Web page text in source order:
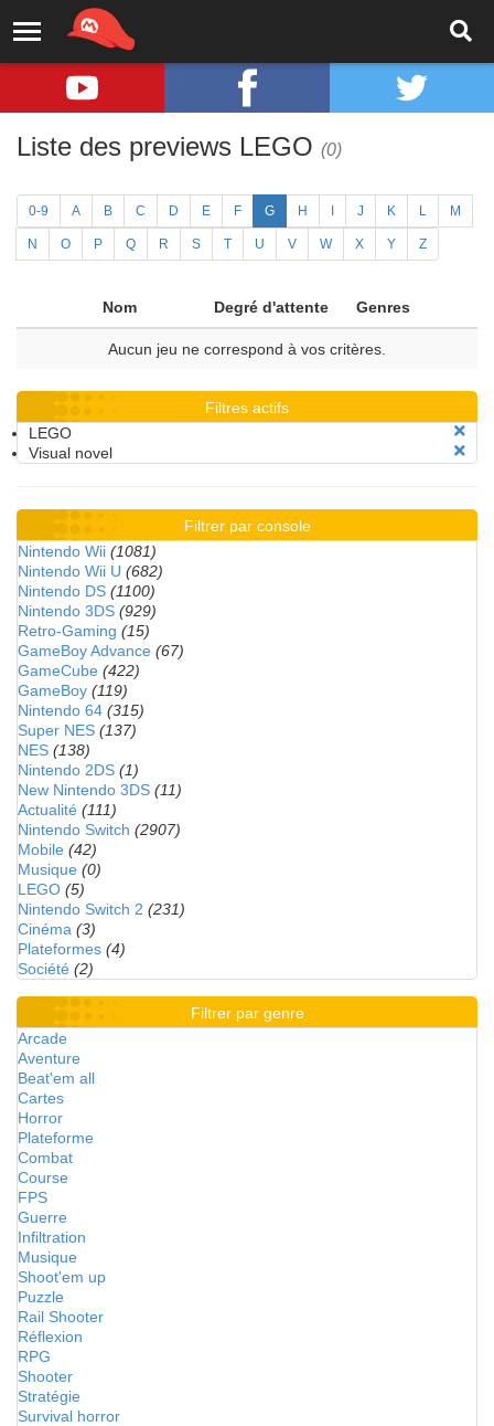
Liste des previews LEGO (0)
0-9 A B C D E F G H J K L M
N O P Q R S T U V W X Y Z
Nom Degré d'attente Genres
Aucun jeu ne correspond à vos critères.
Filtres actifs
LEGO
Visual novel
Filtrer par console
Nintendo Wii (1081)
Nintendo Wii U (682)
Nintendo DS (1100)
Nintendo 3DS (929)
Retro-Gaming (15)
GameBoy Advance (67)
GameCube (422)
GameBoy (119)
Nintendo 64 (315)
Super NES (137)
NES (138)
Nintendo 2DS (1)
New Nintendo 3DS (11)
Actualité (111)
Nintendo Switch (2907)
Mobile (42)
Musique (0)
LEGO (5)
Nintendo Switch 2 (231)
Cinéma (3)
Plateformes (4)
Société (2)
Filtrer par genre
Arcade
Aventure
Beat'em all
Cartes
Horror
Plateforme
Combat
Course
FPS
Guerre
Infiltration
Musique
Shoot'em up
Puzzle
Rail Shooter
Réflexion
RPG
Shooter
Stratégie
Survival horror